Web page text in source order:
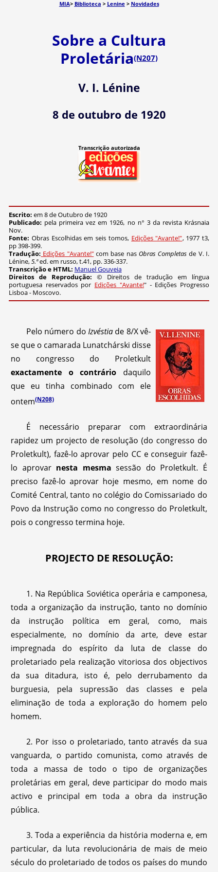
MIA> Biblioteca > Lenine > Novidades
Sobre a Cultura
Proletária(N207)
V. I. Lénine
8 de outubro de 1920
Transcrição autorizada
Escrito: em 8 de Outubro de 1920
Publicado: pela primeira vez em 1926, no n° 3 da revista Krásnaia
Nov.
Fonte: Obras Escolhidas em seis tomos, Edições "Avante!", 1977 t3,
pp 398-399.
Tradução: Edições "Avante!"com base nas Obras Completas de V. I.
Lénine,5.ªed. em russo, t.41, pp. 336-337.
Transcrição e HTML: Manuel Gouveia
Direitos de Reprodução: © Direitos de tradução em língua
portuguesa reservados por Edições "Avante!" - Edições Progresso
Lisboa - Moscovo.
Pelo número doIzvéstia de 8/X vê-
se que o camarada Lunatchárski disse
no congresso do Proletkult
exactamente o contrário daquilo
que eu tinha combinado com ele
ontem(N208)
É necessário preparar com extraordinária
rapidez um projecto de resolução (do congresso do
Proletkult), fazê-lo aprovar pelo CC e conseguir fazê-
lo aprovar nesta mesma sessão do Proletkult. É
preciso fazê-lo aprovar hoje mesmo, em nome do
Comité Central, tanto no colégio do Comissariado do
Povo da Instrução como no congresso do Proletkult,
pois o congresso termina hoje.
PROJECTO DE RESOLUÇÃO:
1. Na República Soviética operária e camponesa,
toda a organização da instrução, tanto no domínio
da instrução política em geral, como, mais
especialmente, no domínio da arte, deve estar
impregnada do espírito da luta de classe do
proletariado pela realização vitoriosa dos objectivos
da sua ditadura, isto é, pelo derrubamento da
burguesia, pela supressão das classes e pela
eliminação de toda a exploração do homem pelo
homem.
2. Por isso o proletariado, tanto através da sua
vanguarda, o partido comunista, como através de
toda a massa de todo o tipo de organizações
proletárias em geral, deve participar do modo mais
activo e principal em toda a obra da instrução
pública.
3. Toda a experiência da história moderna e, em
particular, da luta revolucionária de mais de meio
século do proletariado de todos os países do mundo